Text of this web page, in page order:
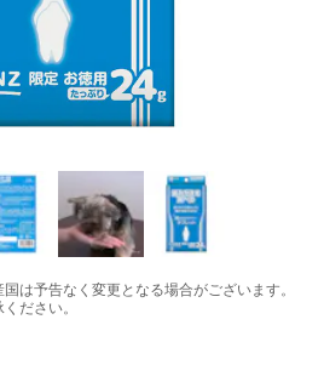
は予告なく変更となる場合がございます。
ださい。